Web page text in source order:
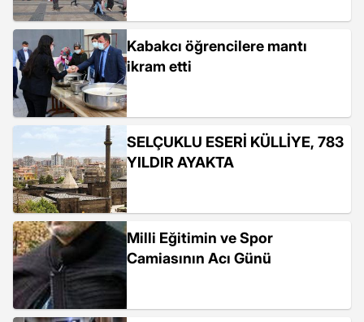
Kabakcı öğrencilere mantı
ikram etti
SELÇUKLU ESERİ KÜLLİYE, 783
YILDIR AYAKTA
Milli Eğitimin ve Spor
Camiasının Acı Günü